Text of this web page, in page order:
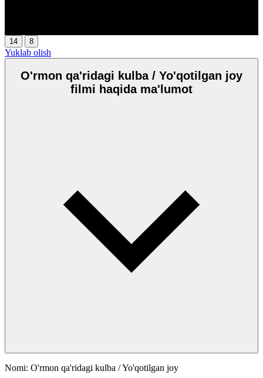
14 8
Yuklab olish
O'rmon qa'ridagi kulba / Yo'qotilgan joy
filmi haqida ma'lumot
Nomi: O'rmon qa'ridagi kulba / Yo'qotilgan joy